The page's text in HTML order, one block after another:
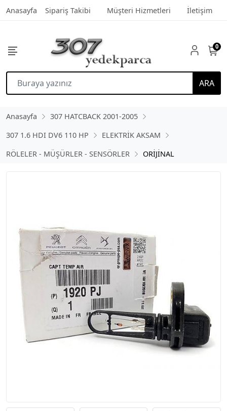
Anasayfa Sipariş Takibi Müşteri Hizmetleri İletişim
ARA
0
Anasayfa
307 HATCBACK 2001-2005
307 1.6 HDI DV6 110 HP
ELEKTRİK AKSAM
RÖLELER - MÜŞÜRLER - SENSÖRLER
ORİJİNAL